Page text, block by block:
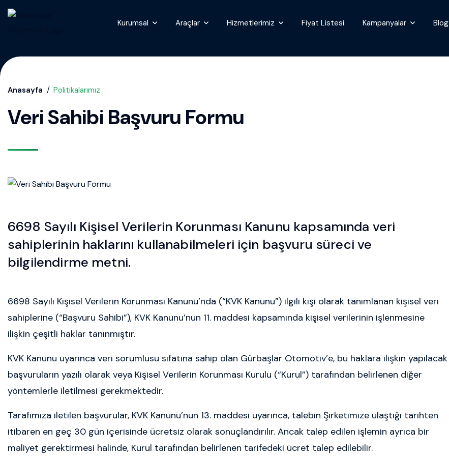
Kurumsal Araçlar Hizmetlerimiz Fiyat Listesi Kampanyalar Blog
Anasayfa Politikalarımız
Veri Sahibi Başvuru Formu
6698 Sayılı Kişisel Verilerin Korunması Kanunu kapsamında veri
sahiplerinin haklarını kullanabilmeleri için başvuru süreci ve
bilgilendirme metni.
6698 Sayılı Kişisel Verilerin Korunması Kanunu’nda (“KVK Kanunu”) ilgili kişi olarak tanımlanan kişisel veri
sahiplerine (“Başvuru Sahibi”), KVK Kanunu’nun 11. maddesi kapsamında kişisel verilerinin işlenmesine
ilişkin çeşitli haklar tanınmıştır.
KVK Kanunu uyarınca veri sorumlusu sıfatına sahip olan Gürbaşlar Otomotiv’e, bu haklara ilişkin yapılacak
başvuruların yazılı olarak veya Kişisel Verilerin Korunması Kurulu (“Kurul”) tarafından belirlenen diğer
yöntemlerle iletilmesi gerekmektedir.
Tarafımıza iletilen başvurular, KVK Kanunu’nun 13. maddesi uyarınca, talebin Şirketimize ulaştığı tarihten
itibaren en geç 30 gün içerisinde ücretsiz olarak sonuçlandırılır. Ancak talep edilen işlemin ayrıca bir
maliyet gerektirmesi halinde, Kurul tarafından belirlenen tarifedeki ücret talep edilebilir.